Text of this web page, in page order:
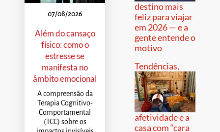
07/08/2026
Além do cansaço
físico: como o
estresse se
manifesta no
âmbito emocional
A compreensão da
Terapia Cognitivo-
Comportamental
(TCC) sobre os
destino mais
feliz para viajar
em 2026 — e a
gente entende o
motivo
Tendências,
afetividade e a
casa com “cara